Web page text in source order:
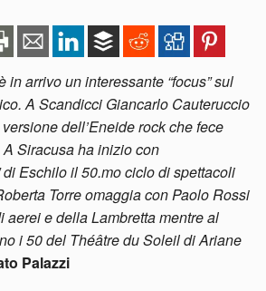
in arrivo un interessante “focus” sul
A Scandicci Giancarlo Cauteruccio
dell’Eneide rock che fece
Siracusa ha inizio con
di Eschilo il 50.mo ciclo di spettacoli
Torre omaggia con Paolo Rossi
aerei e della Lambretta mentre al
i 50 del Théâtre du Soleil di Ariane
Palazzi